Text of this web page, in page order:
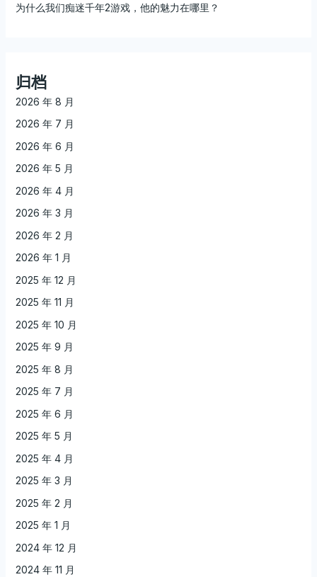
为什么我们痴迷千年2游戏，他的魅力在哪里？
归档
2026 年 8 月
2026 年 7 月
2026 年 6 月
2026 年 5 月
2026 年 4 月
2026 年 3 月
2026 年 2 月
2026 年 1 月
2025 年 12 月
2025 年 11 月
2025 年 10 月
2025 年 9 月
2025 年 8 月
2025 年 7 月
2025 年 6 月
2025 年 5 月
2025 年 4 月
2025 年 3 月
2025 年 2 月
2025 年 1 月
2024 年 12 月
2024 年 11 月